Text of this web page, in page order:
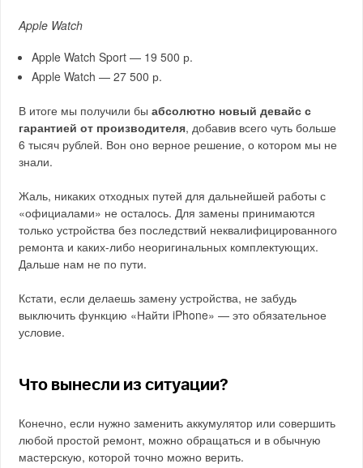
Apple Watch
Apple Watch Sport — 19 500 р.
Apple Watch — 27 500 р.
В итоге мы получили быабсолютно новый девайс с
гарантией от производителя, добавив всего чуть больше
6 тысяч рублей. Вон оно верное решение, о котором мы не
знали.
Жаль, никаких отходных путей для дальнейшей работы с
«официалами» не осталось. Для замены принимаются
только устройства без последствий неквалифицированного
ремонта и каких-либо неоригинальных комплектующих.
Дальше нам не по пути.
Кстати, если делаешь замену устройства, не забудь
выключить функцию «Найти iPhone» — это обязательное
условие.
Что вынесли из ситуации?
Конечно, если нужно заменить аккумулятор или совершить
любой простой ремонт, можно обращаться и в обычную
мастерскую, которой точно можно верить.